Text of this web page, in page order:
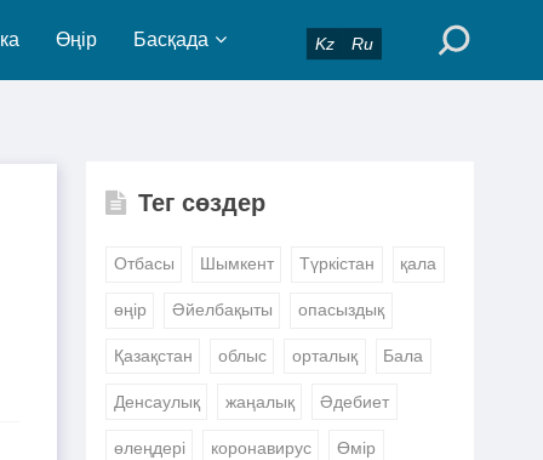
Kz Ru
Өңір Басқада
Тег сөздер
Отбасы Шымкент Түркістан қала
өңір Әйелбақыты опасыздық
Қазақстан облыс орталық Бала
Денсаулық жаңалық Әдебиет
өлеңдері коронавирус Өмір